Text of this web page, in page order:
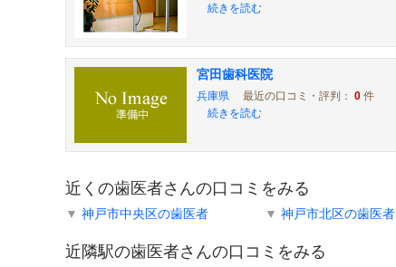
続きを読む
宮田歯科医院
兵庫県 最近の口コミ・評判： 0件
続きを読む
近くの歯医者さんの口コミをみる
▼ 神戸市中央区の歯医者 ▼ 神戸市北区の歯医者
近隣駅の歯医者さんの口コミをみる